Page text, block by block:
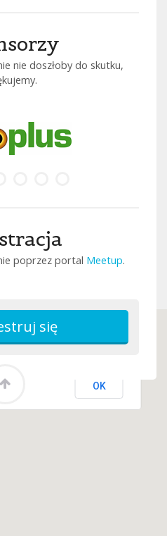
nie doszłoby do skutku,
poprzez portal Meetup.
OK